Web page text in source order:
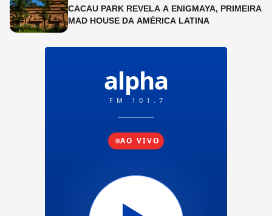
CACAU PARK REVELA A ENIGMAYA, PRIMEIRA
MAD HOUSE DA AMÉRICA LATINA